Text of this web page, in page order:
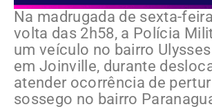
Na madrugada de sexta-
volta das 2h58, a Polícia
um veículo no bairro
em Joinville, durante
atender ocorrência de
sossego no bairro